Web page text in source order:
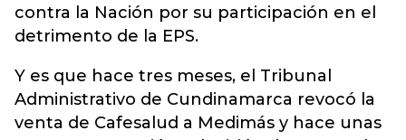
contra la Nación por su participación en el
detrimento de la EPS.
Y es que hace tres meses, el Tribunal
Administrativo de Cundinamarca revocó la
venta de Cafesalud a Medimás y hace unas